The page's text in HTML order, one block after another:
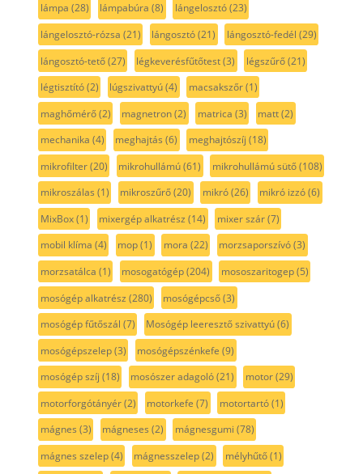
lámpa (28) lámpabúra (8) lángelosztó(23)
lángelosztó-rózsa (21) lángosztó(21) lángosztó-fedél (29)
lángosztó-tető(27) légkeverésfűtőtest(3) légszűrő(21)
légtisztító(2) lúgszivattyú(4) macsakszőr(1)
maghőmérő(2) magnetron(2) matrica (3) matt(2)
mechanika (4) meghajtás (6) meghajtószíj (18)
mikrofilter(20) mikrohullámú(61) mikrohullámú sütő(108)
mikroszálas (1) mikroszűrő(20) mikró(26) mikró izzó(6)
MixBox(1) mixergép alkatrész (14) mixer szár(7)
mobil klíma (4) mop(1) mora (22) morzsaporszívó(3)
morzsatálca (1) mosogatógép(204) mososzaritogep(5)
mosógép alkatrész (280) mosógépcső(3)
mosógép fűtőszál (7) Mosógép leeresztő szivattyú(6)
mosógépszelep(3) mosógépszénkefe (9)
mosógép szíj (18) mosószer adagoló(21) motor(29)
motorforgótányér(2) motorkefe (7) motortartó(1)
mágnes (3) mágneses (2) mágnesgumi (78)
mágnes szelep(4) mágnesszelep(2) mélyhűtő(1)